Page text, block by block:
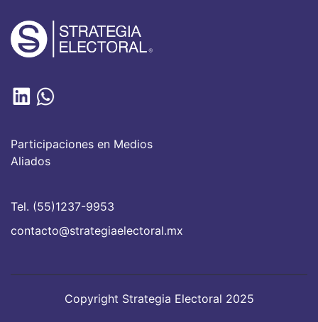
Participaciones en Medios
Aliados
Tel. (55)1237-9953
contacto@strategiaelectoral.mx
Copyright Strategia Electoral 2025